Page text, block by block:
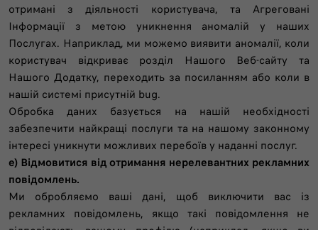
отримані з діяльності користувача, та Агреговані
Інформації з метою уникнення аномалій у наших
Послугах. Наприклад, ми можемо виявити аномалії, коли
користувач відкриває розділ Нашого Веб-сайту та
Нашого Додатку, переходить за посиланням або коли в
нашій системі присутній bug.
Обробка даних базується на нашій необхідності
забезпечити найкращі послуги та на нашому законному
інтересі уникнути можливих перебоїв у наданні послуг.
e) Відмовитися від отримання нерелевантних рекламних
повідомлень.
Ми обробляємо ваші дані, щоб виключити вас із
рекламних повідомлень, якщо такі повідомлення не